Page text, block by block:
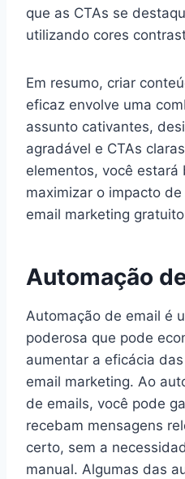
que as CTAs se
utilizando cores
Em resumo, criar
eficaz envolve uma
assunto cativantes,
agradável e CTAs
elementos, você estará
maximizar o impacto
email marketing
Automação
Automação de email é
poderosa que pode
aumentar a eficácia
email marketing. Ao
de emails, você pode
recebam mensagens
certo, sem a
manual. Algumas das